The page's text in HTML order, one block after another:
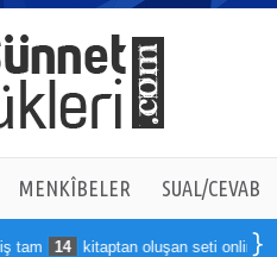
MENKÎBELER SUAL/CEVAB
14 kitaptan oluşan seti online sipariş